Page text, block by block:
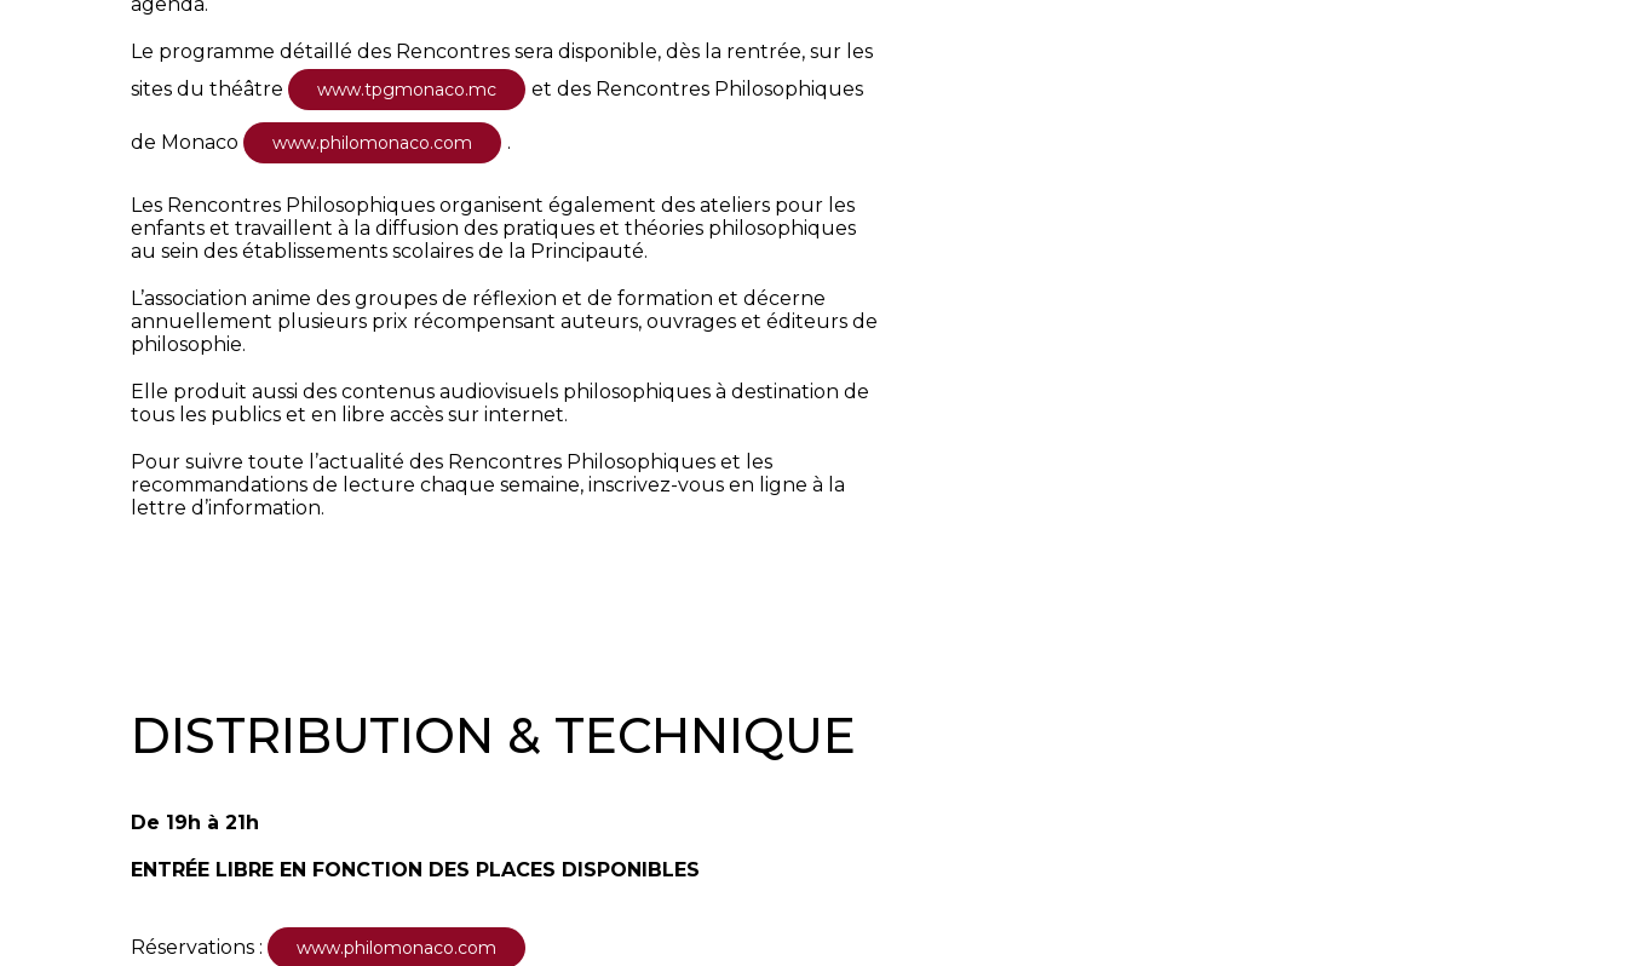
Le programme détaillé des Rencontres sera disponible, dès la rentrée, sur les
sites du théâtre
www.tpgmonaco.mc et des Rencontres Philosophiques
de Monaco www.philomonaco.com .
Les Rencontres Philosophiques organisent également des ateliers pour les
enfants et travaillent à la diffusion des pratiques et théories philosophiques
au sein des établissements scolaires de la Principauté.
L’association anime des groupes de réflexion et de formation et décerne
annuellement plusieurs prix récompensant auteurs, ouvrages et éditeurs de
philosophie.
Elle produit aussi des contenus audiovisuels philosophiques à destination de
tous les publics et en libre accès sur internet.
Pour suivre toute l’actualité des Rencontres Philosophiques et les
recommandations de lecture chaque semaine, inscrivez-vous en ligne à la
lettre d’information.
DISTRIBUTION & TECHNIQUE
De 19h à 21h
ENTRÉE LIBRE EN FONCTION DES PLACES DISPONIBLES
Réservations : www.philomonaco.com